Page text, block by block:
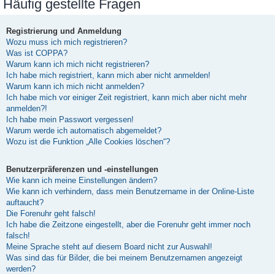
Häufig gestellte Fragen
Registrierung und Anmeldung
Wozu muss ich mich registrieren?
Was ist COPPA?
Warum kann ich mich nicht registrieren?
Ich habe mich registriert, kann mich aber nicht anmelden!
Warum kann ich mich nicht anmelden?
Ich habe mich vor einiger Zeit registriert, kann mich aber nicht mehr
anmelden?!
Ich habe mein Passwort vergessen!
Warum werde ich automatisch abgemeldet?
Wozu ist die Funktion „Alle Cookies löschen“?
Benutzerpräferenzen und -einstellungen
Wie kann ich meine Einstellungen ändern?
Wie kann ich verhindern, dass mein Benutzername in der Online-Liste
auftaucht?
Die Forenuhr geht falsch!
Ich habe die Zeitzone eingestellt, aber die Forenuhr geht immer noch
falsch!
Meine Sprache steht auf diesem Board nicht zur Auswahl!
Was sind das für Bilder, die bei meinem Benutzernamen angezeigt
werden?